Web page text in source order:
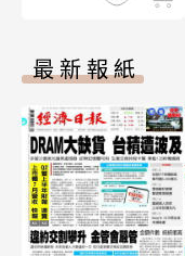
最新報紙